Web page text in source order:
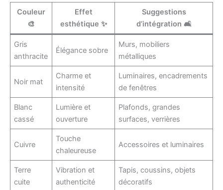
Couleur
🎨
Effet
esthétique ✨
Suggestions
d’intégration 🛋️
Gris
anthracite
Élégance sobre
Murs, mobiliers
métalliques
Noir mat
Charme et
intensité
Luminaires, encadrements
de fenêtres
Blanc
cassé
Lumière et
ouverture
Plafonds, grandes
surfaces, verrières
Cuivre
Touche
chaleureuse
Accessoires et luminaires
Terre
cuite
Vibration et
authenticité
Tapis, coussins, objets
décoratifs